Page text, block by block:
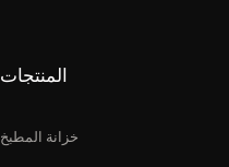
المنتجات
خزانة المطبخ